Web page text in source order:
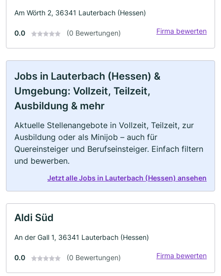
Am Wörth 2, 36341 Lauterbach (Hessen)
0.0 (0 Bewertungen) Firma bewerten
Jobs in Lauterbach (Hessen) &
Umgebung: Vollzeit, Teilzeit,
Ausbildung & mehr
Aktuelle Stellenangebote in Vollzeit, Teilzeit, zur
Ausbildung oder als Minijob – auch für
Quereinsteiger und Berufseinsteiger. Einfach filtern
und bewerben.
Jetzt alle Jobs in Lauterbach (Hessen) ansehen
Aldi Süd
An der Gall 1, 36341 Lauterbach (Hessen)
0.0 (0 Bewertungen) Firma bewerten